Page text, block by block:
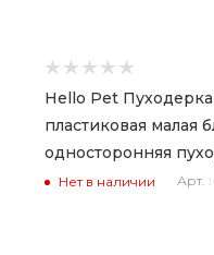
Hello Pet
пластиковая малая
односторонняя
Нет в наличии Арт.